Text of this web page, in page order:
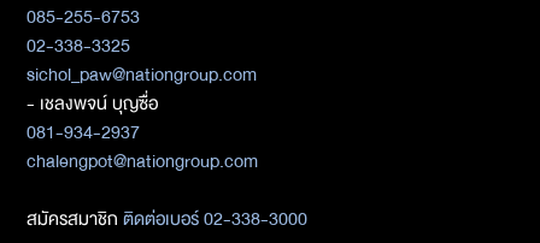
085-255-6753
02-338-3325
sichol_paw@nationgroup.com
- เชลงพจน์ บุญซื่อ
081-934-2937
chalengpot@nationgroup.com
สมัครสมาชิกติดต่อเบอร์ 02-338-3000